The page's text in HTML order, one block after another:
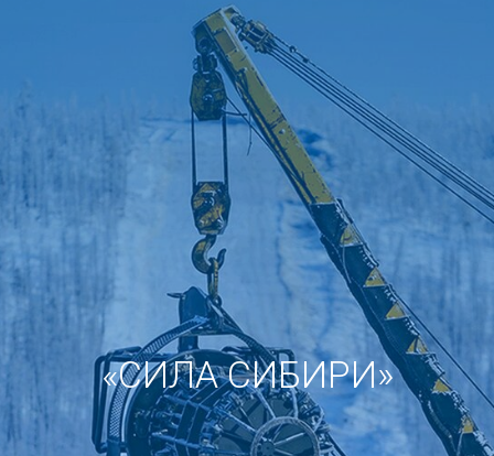
«СИЛА СИБИРИ»